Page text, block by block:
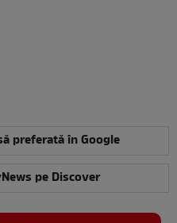
preferată în Google
pe Discover